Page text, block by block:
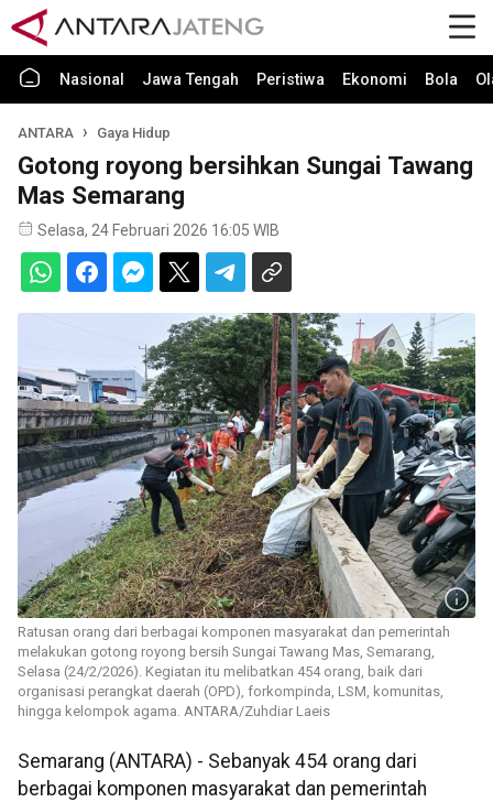
Nasional Jawa Tengah Peristiwa Ekonomi Bola
ANTARA Gaya Hidup
Gotong royong bersihkan Sungai Tawang
Mas Semarang
Selasa, 24 Februari 2026 16:05 WIB
Ratusan orang dari berbagai komponen masyarakat dan pemerintah
melakukan gotong royong bersih Sungai Tawang Mas, Semarang,
Selasa (24/2/2026). Kegiatan itu melibatkan 454 orang, baik dari
organisasi perangkat daerah (OPD), forkompinda, LSM, komunitas,
hingga kelompok agama. ANTARA/Zuhdiar Laeis
Semarang (ANTARA) - Sebanyak 454 orang dari
berbagai komponen masyarakat dan pemerintah